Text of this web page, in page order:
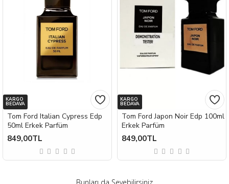
KARGO
BEDAVA
Tom Ford Italian Cypress Edp
50ml Erkek Parfüm
849,00TL
KARGO
BEDAVA
Tom Ford Japon Noir Edp 100ml
Erkek Parfüm
849,00TL